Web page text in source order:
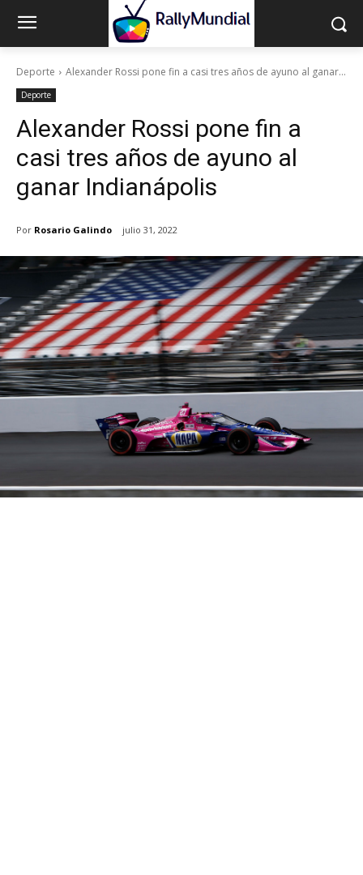
Deporte Alexander Rossi pone fin a casi tres años de ayuno al ganar...
Deporte
Alexander Rossi pone fin a
casi tres años de ayuno al
ganar Indianápolis
Por Rosario Galindo julio 31, 2022